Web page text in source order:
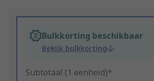
Bulkkorting beschikbaar
Bekijk bulkkorting
Subtotaal (1 eenheid)*